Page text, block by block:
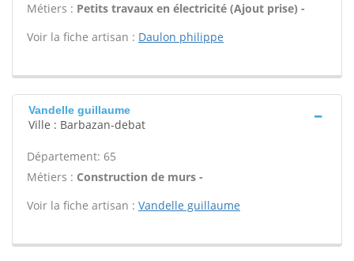
Métiers : Petits travaux en électricité (Ajout prise) -
Voir la fiche artisan : Daulon philippe
Vandelle guillaume
Ville : Barbazan-debat
Département: 65
Métiers : Construction de murs -
Voir la fiche artisan : Vandelle guillaume